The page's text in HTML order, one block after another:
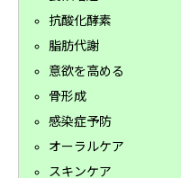
抗酸化酵素
脂肪代謝
意欲を高める
骨形成
感染症予防
オーラルケア
スキンケア